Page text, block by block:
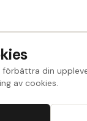
din
av cookies.